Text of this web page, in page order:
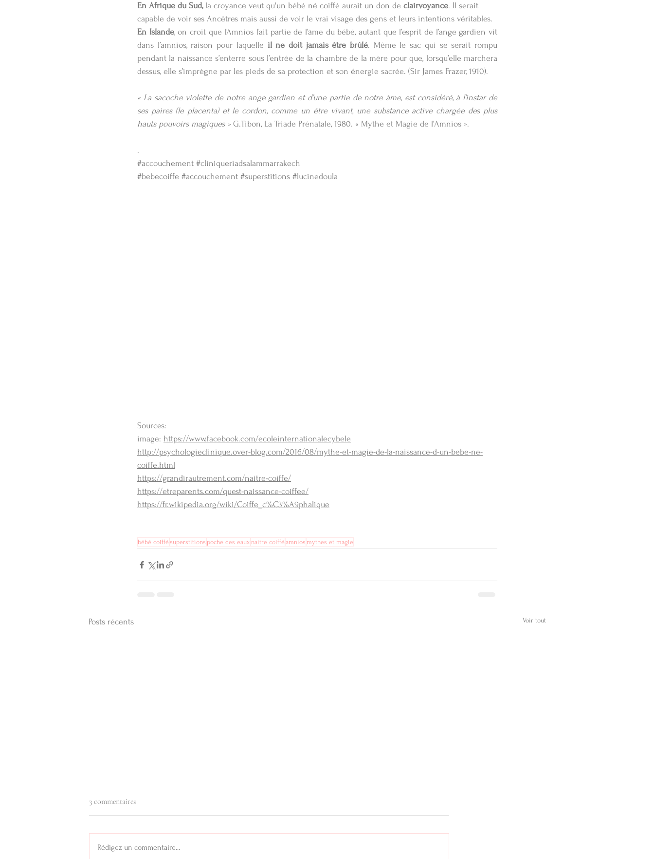
En Afrique du Sud, la croyance veut qu'un bébé né coiffé aurait un don de clairvoyance. Il serait
capable de voir ses Ancêtres mais aussi de voir le vrai visage des gens et leurs intentions véritables.
En Islande, on croit que l'Amnios fait partie de l’âme du bébé, autant que l’esprit de l’ange gardien vit
dans l’amnios, raison pour laquelle il ne doit jamais être brûlé. Même le sac qui se serait rompu
pendant la naissance s’enterre sous l’entrée de la chambre de la mère pour que, lorsqu’elle marchera
dessus, elle s’imprègne par les pieds de sa protection et son énergie sacrée. (Sir James Frazer, 1910).
« La sacoche violette de notre ange gardien et d’une partie de notre âme, est considéré, à l’instar de
ses paires (le placenta) et le cordon, comme un être vivant, une substance active chargée des plus
hauts pouvoirs magiques » G.Tibon, La Triade Prénatale, 1980. « Mythe et Magie de l’Amnios ».
.
#accouchement #cliniqueriadsalammarrakech
#bebecoiffe #accouchement #superstitions #lucinedoula
Sources:
image: https://www.facebook.com/ecoleinternationalecybele
http://psychologieclinique.over-blog.com/2016/08/mythe-et-magie-de-la-naissance-d-un-bebe-ne-
coiffe.html
https://grandirautrement.com/naitre-coiffe/
https://etreparents.com/quest-naissance-coiffee/
https://fr.wikipedia.org/wiki/Coiffe_c%C3%A9phalique
bébé coiffé superstitions poche des eaux naître coiffé amnios mythes et magie
Posts récents Voir tout
3 commentaires
Rédigez un commentaire...